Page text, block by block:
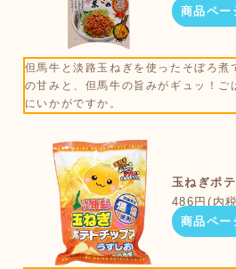
商品ペー
但馬牛と淡路玉ねぎを使ったそぼろ煮
の甘みと、但馬牛の旨みがギュッ！ご
にいかがですか。
玉ねぎポ
486円(内
商品ペー